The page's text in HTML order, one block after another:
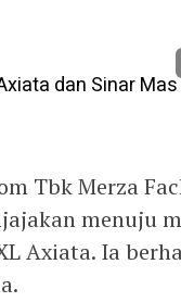
Tbk Merza
menuju
Axiata. Ia